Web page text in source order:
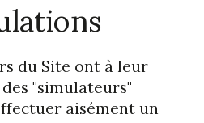
du Site ont à leur
"simulateurs"
aisément un